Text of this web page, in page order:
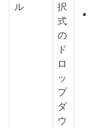
ル
択
式
の
ド
ロ
ッ
プ
ダ
ウ